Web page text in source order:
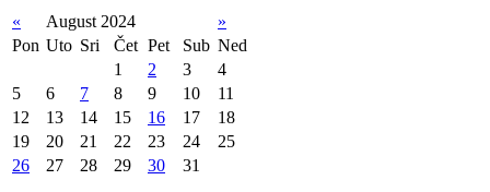
« August 2024
»
Pon Uto Sri Čet Pet Sub Ned
1
2 3
4
5
6 7 8 9 10
11
12
13 14 15 16 17
18
19
20 21 22 23 24
25
26
27 28 29 30 31